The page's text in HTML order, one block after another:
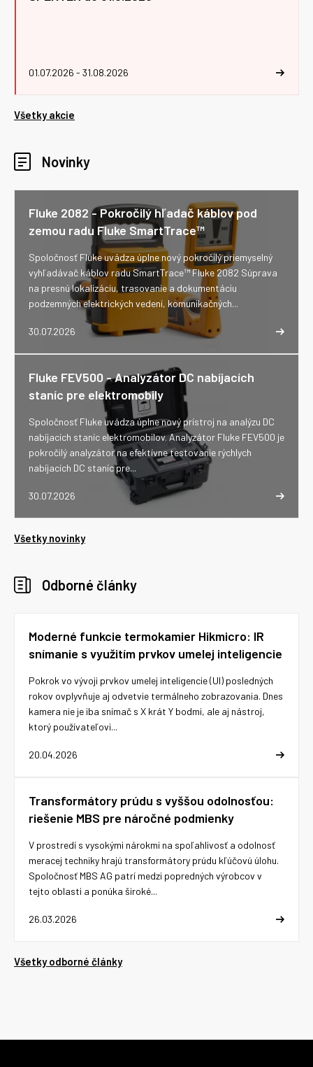
01.07.2026 - 31.08.2026
Všetky akcie
Novinky
Fluke 2082 - Pokročilý hľadač káblov pod
zemou radu Fluke SmartTrace™
30.07.2026
Spoločnosť Fluke uvádza úplne nový pokročilý priemyselný
vyhľadávač káblov radu SmartTrace™ Fluke 2082 Súprava
na presnú lokalizáciu, trasovanie a dokumentáciu
podzemných elektrických vedení, komunikačných...
Fluke FEV500 - Analyzátor DC nabíjacích
staníc pre elektromobily
30.07.2026
Spoločnosť Fluke uvádza úplne nový prístroj na analýzu DC
nabíjacích staníc elektromobilov. Analyzátor Fluke FEV500 je
pokročilý analyzátor na efektívne testovanie rýchlych
nabíjacích DC staníc pre...
Všetky novinky
Odborné články
Moderné funkcie termokamier Hikmicro: IR
snímanie s využitím prvkov umelej inteligencie
20.04.2026
Pokrok vo vývoji prvkov umelej inteligencie (UI) posledných
rokov ovplyvňuje aj odvetvie termálneho zobrazovania. Dnes
kamera nie je iba snímač s X krát Y bodmi, ale aj nástroj,
ktorý používateľovi...
Transformátory prúdu s vyššou odolnosťou:
riešenie MBS pre náročné podmienky
26.03.2026
V prostredí s vysokými nárokmi na spoľahlivosť a odolnosť
meracej techniky hrajú transformátory prúdu kľúčovú úlohu.
Spoločnosť MBS AG patrí medzi popredných výrobcov v
tejto oblasti a ponúka široké...
Všetky odborné články